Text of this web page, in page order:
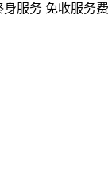
身服务 免收服务费